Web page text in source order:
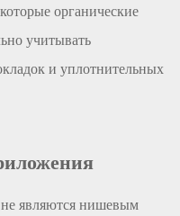
органические
учитывать
и уплотнительных
являются нишевым